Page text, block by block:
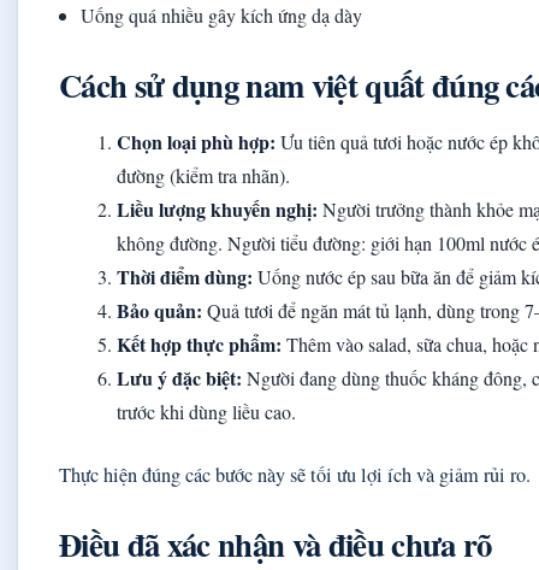
Uống quá nhiều gây kích ứng dạ dày
Cách sử dụng nam việt quất đúng
Chọn loại phù hợp: Ưu tiên quả tươi hoặc nước ép
đường (kiểm tra nhãn).
Liều lượng khuyến nghị: Người trưởng thành khỏe
không đường. Người tiểu đường: giới hạn 100ml nước
Thời điểm dùng: Uống nước ép sau bữa ăn để giảm
Bảo quản: Quả tươi để ngăn mát tủ lạnh, dùng trong
Kết hợp thực phẩm: Thêm vào salad, sữa chua,
Lưu ý đặc biệt: Người đang dùng thuốc kháng đông,
trước khi dùng liều cao.
Thực hiện đúng các bước này sẽ tối ưu lợi ích và giảm rủi ro.
Điều đã xác nhận và điều chưa rõ